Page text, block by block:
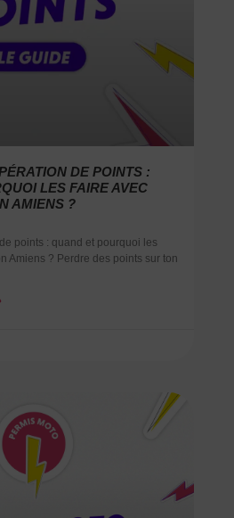
DE POINTS :
LES FAIRE AVEC
AMIENS ?
points : quand et pourquoi les
Amiens ? Perdre des points sur ton